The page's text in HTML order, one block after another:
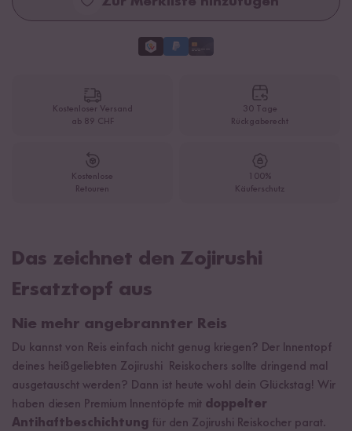
Kostenloser Versand
ab 89 CHF
30 Tage
Rückgaberecht
Kostenlose
Retouren
100%
Käuferschutz
Das zeichnet den Zojirushi
Ersatztopf aus
Nie mehr angebrannter Reis
Du kannst von Reis einfach nicht genug kriegen? Der Innentopf
deines heißgeliebten Zojirushi Reiskochers sollte dringend mal
ausgetauscht werden? Dann ist heute wohl dein Glückstag! Wir
haben diesen Premium Innentöpfe mit doppelter
Antihaftbeschichtung für den Zojirushi Reiskocher parat.